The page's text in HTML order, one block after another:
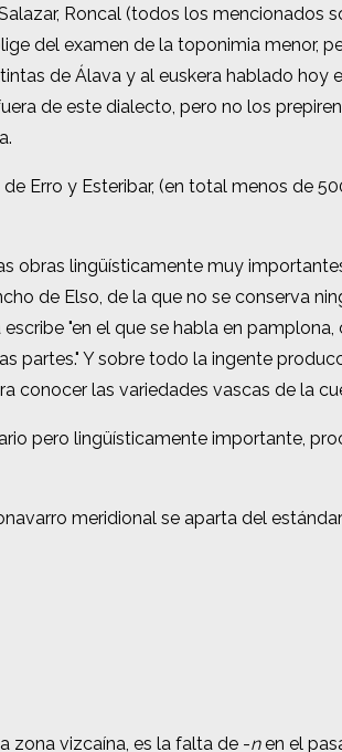
Roncal (todos los mencionados
del examen de la toponimia menor,
de Álava y al euskera hablado hoy
de este dialecto, pero no los
Erro y Esteribar, (en total menos de
obras lingüísticamente muy
de Elso, de la que no se conserva
"en el que se habla en
partes." Y sobre todo la ingente
conocer las variedades vascas de la
pero lingüísticamente importante,
meridional se aparta del
zona vizcaína, es la falta de -nen el
Roncal (todos los mencionados
del examen de la toponimia menor,
de Álava y al euskera hablado hoy
de este dialecto, pero no los
Erro y Esteribar, (en total menos de
obras lingüísticamente muy
de Elso, de la que no se conserva
"en el que se habla en
partes." Y sobre todo la ingente
conocer las variedades vascas de la
pero lingüísticamente importante,
meridional se aparta del
zona vizcaína, es la falta de -nen el